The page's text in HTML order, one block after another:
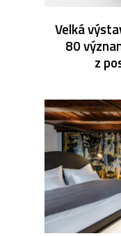
Velká
80
z